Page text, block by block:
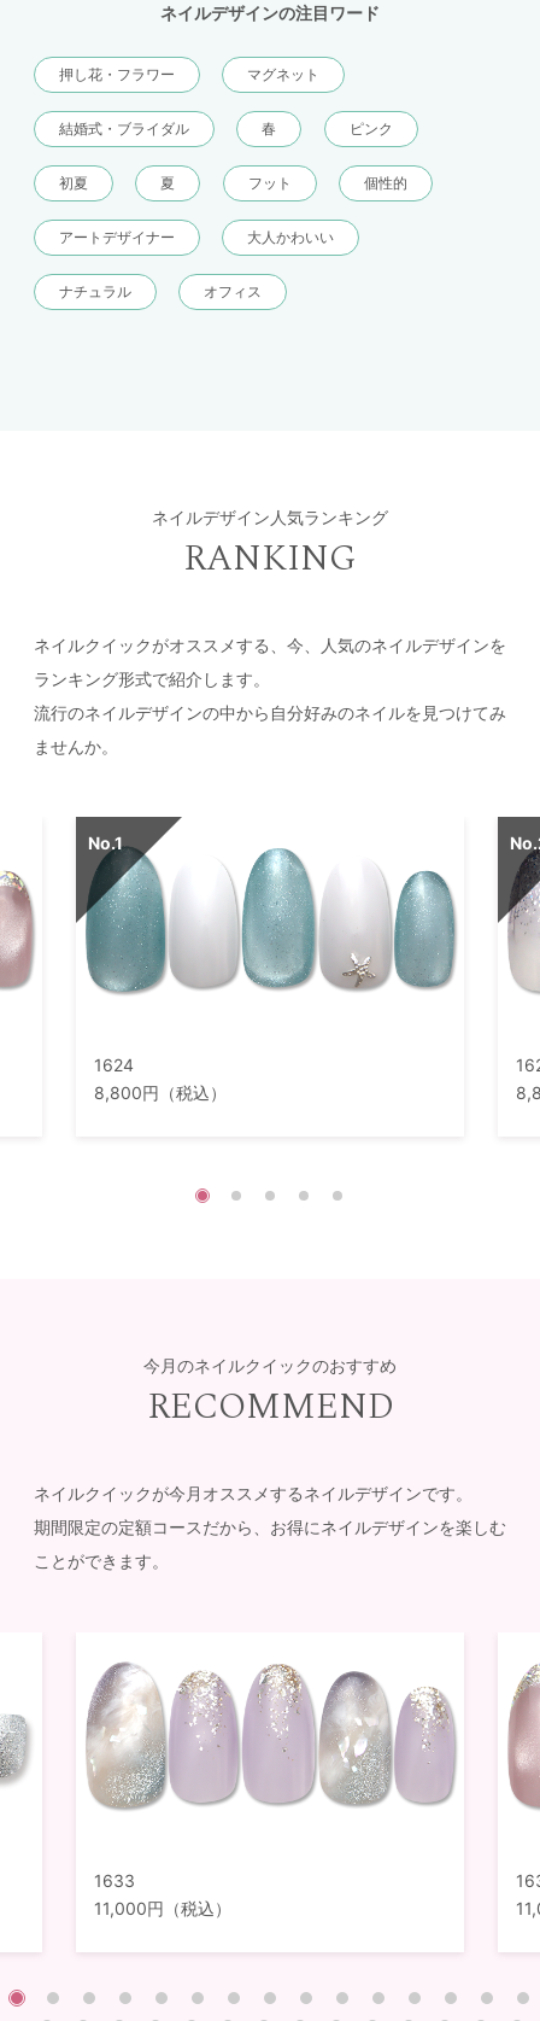
ネイルデザインの注目ワード
押し花・フラワー マグネット
結婚式・ブライダル 春 ピンク
初夏 夏 フット 個性的
アートデザイナー 大人かわいい
ナチュラル オフィス
ネイルデザイン人気ランキング
RANKING
ネイルクイックがオススメする、今、人気のネイルデザインを
ランキング形式で紹介します。
流行のネイルデザインの中から自分好みのネイルを見つけてみ
ませんか。
1624
8,800円（税込）
今月のネイルクイックのおすすめ
RECOMMEND
ネイルクイックが今月オススメするネイルデザインです。
期間限定の定額コースだから、お得にネイルデザインを楽しむ
ことができます。
1633
11,000円（税込）